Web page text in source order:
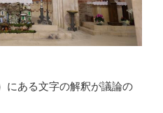
にある文字の解釈が議論の